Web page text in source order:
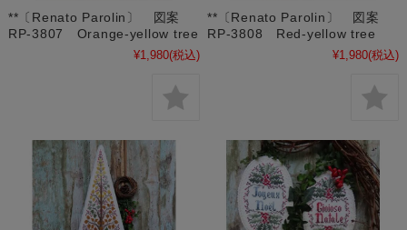
**〔Renato Parolin〕 図案
RP-3807 Orange-yellow tree
¥1,980(税込)
**〔Renato Parolin〕 図案
RP-3808 Red-yellow tree
¥1,980(税込)